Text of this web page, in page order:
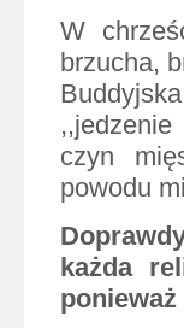
W
brzucha,
czyn
powodu
każda